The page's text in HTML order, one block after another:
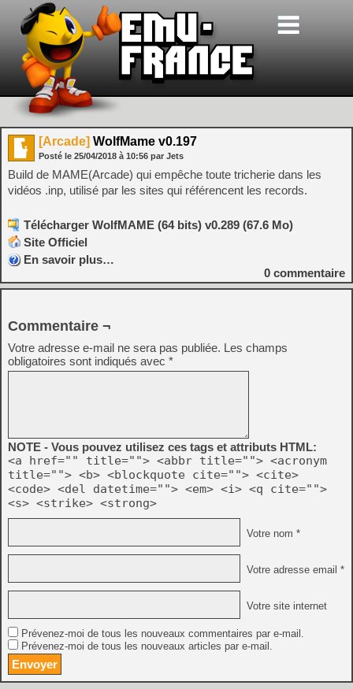
[Arcade] WolfMame v0.197
Posté le 25/04/2018 à 10:56 par Jets
Build de MAME(Arcade) qui empêche toute tricherie dans les
vidéos .inp, utilisé par les sites qui référencent les records.
Télécharger WolfMAME (64 bits) v0.289 (67.6 Mo)
Site Officiel
En savoir plus…
0 commentaire
Commentaire ¬
Votre adresse e-mail ne sera pas publiée. Les champs
obligatoires sont indiqués avec *
NOTE - Vous pouvez utilisez ces tags et attributs HTML:
<a href="" title=""> <abbr title=""> <acronym
title=""> <b> <blockquote cite=""> <cite>
<code> <del datetime=""> <em> <i> <q cite="">
<s> <strike> <strong>
Votre nom *
Votre adresse email *
Votre site internet
Prévenez-moi de tous les nouveaux commentaires par e-mail.
Prévenez-moi de tous les nouveaux articles par e-mail.